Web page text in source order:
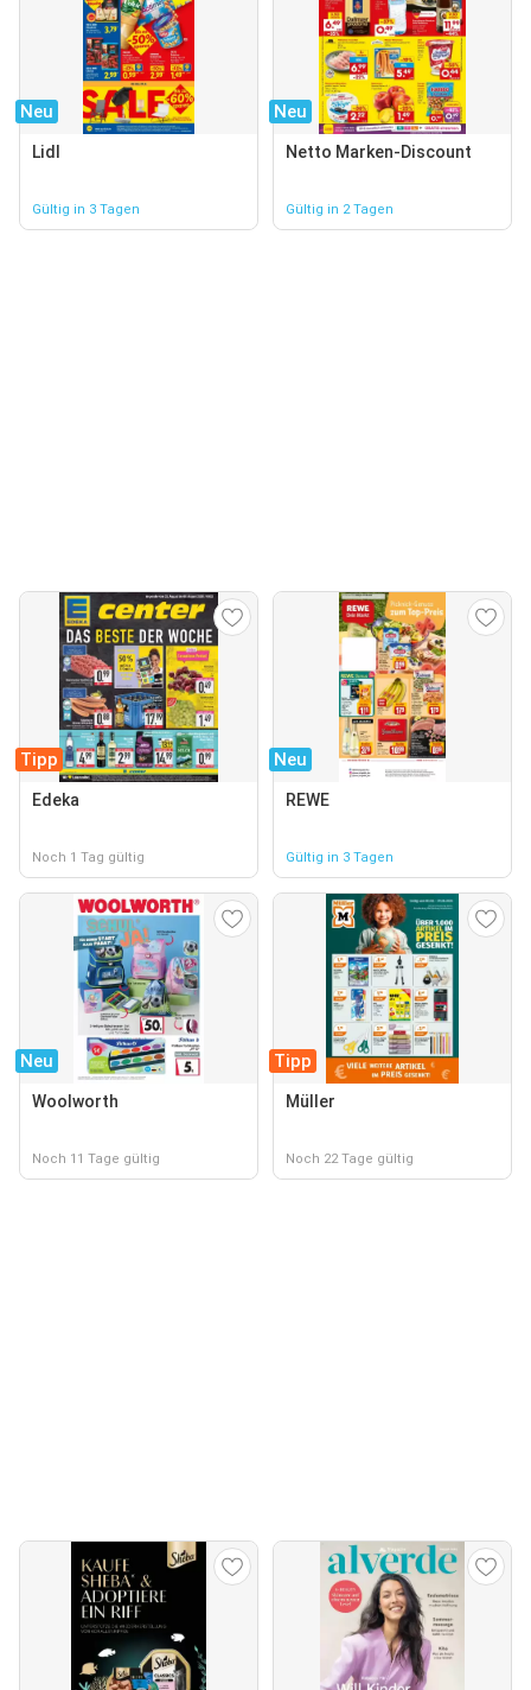
Neu
Lidl
Gültig in 3 Tagen
Neu
Netto Marken-Discount
Gültig in 2 Tagen
Tipp
Edeka
Noch 1 Tag gültig
Neu
REWE
Gültig in 3 Tagen
Neu
Woolworth
Noch 11 Tage gültig
Tipp
Müller
Noch 22 Tage gültig